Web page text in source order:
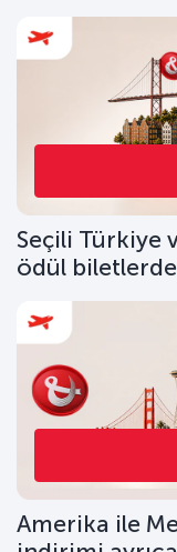
Seçili Türkiye
ödül
Amerika ile